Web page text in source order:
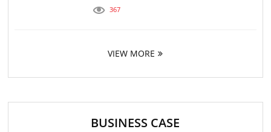
367
VIEW MORE
BUSINESS CASE